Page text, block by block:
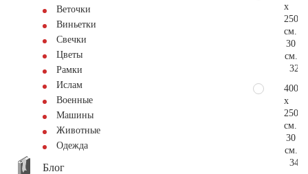
Веточки
Виньетки
Свечки
Цветы
Рамки
Ислам
Военные
Машины
Животные
Одежда
Блог
x
250
см.
30
см.
400
x
250
см.
30
см.